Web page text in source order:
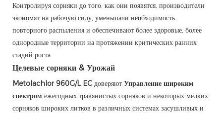
Контролируя сорняки до того, как они появятся, производители
экономят на рабочую силу, уменьшали необходимость
повторного распыления и обеспечивают более здоровые, более
однородные территории на протяжении критических ранних
стадий роста.
Целевые сорняки & Урожай
Metolachlor 960G/L EC доверяют Управление широким
спектром ежегодных травянистых сорняков и некоторых мелких
сорняков широких литков в различных системах засушливых и